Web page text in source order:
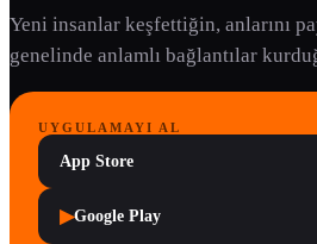
Yeni insanlar keşfettiğin, anlarını
genelinde anlamlı bağlantılar
UYGULAMAYI AL
App Store
▶Google Play